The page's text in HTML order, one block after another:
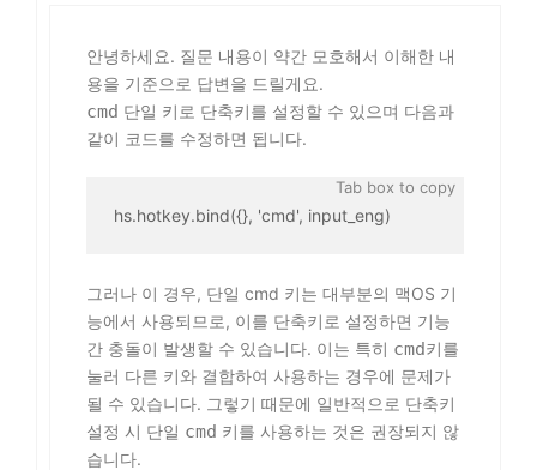
안녕하세요. 질문 내용이 약간 모호해서 이해한 내
용을 기준으로 답변을 드릴게요.
cmd 단일 키로 단축키를 설정할 수 있으며 다음과
같이 코드를 수정하면 됩니다.
hs.hotkey.bind({}, 'cmd', input_eng)
그러나 이 경우, 단일 cmd 키는 대부분의 맥OS 기
능에서 사용되므로, 이를 단축키로 설정하면 기능
간 충돌이 발생할 수 있습니다. 이는 특히 cmd키를
눌러 다른 키와 결합하여 사용하는 경우에 문제가
될 수 있습니다. 그렇기 때문에 일반적으로 단축키
설정 시 단일 cmd 키를 사용하는 것은 권장되지 않
습니다.